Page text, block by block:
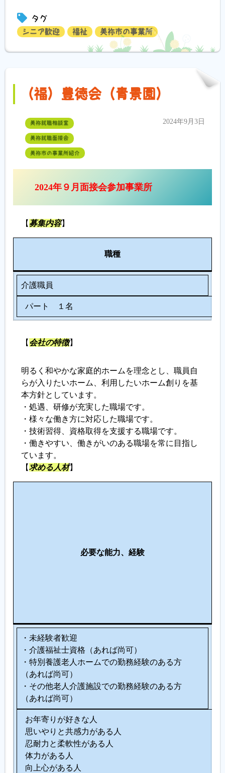
タグ
シニア歓迎 福祉 美祢市の事業所
（福）豊徳会（青景園）
美祢就職相談室
美祢就職面接会
美祢市の事業所紹介
2024年9月3日
2024年９月面接会参加事業所
【 募集内容】
職種
介護職員
パート １名
【 会社の特徴】
明るく和やかな家庭的ホームを理念とし、職員自
らが入りたいホーム、利用したいホーム創りを基
本方針としています。
・処遇、研修が充実した職場です。
・様々な働き方に対応した職場です。
・技術習得、資格取得を支援する職場です。
・働きやすい、働きがいのある職場を常に目指し
ています。
【求める人材】
必要な能力、経験
・未経験者歓迎
・介護福祉士資格（あれば尚可）
・特別養護老人ホームでの勤務経験のある方
（あれば尚可）
・その他老人介護施設での勤務経験のある方
（あれば尚可）
お年寄りが好きな人
思いやりと共感力がある人
忍耐力と柔軟性がある人
体力がある人
向上心がある人